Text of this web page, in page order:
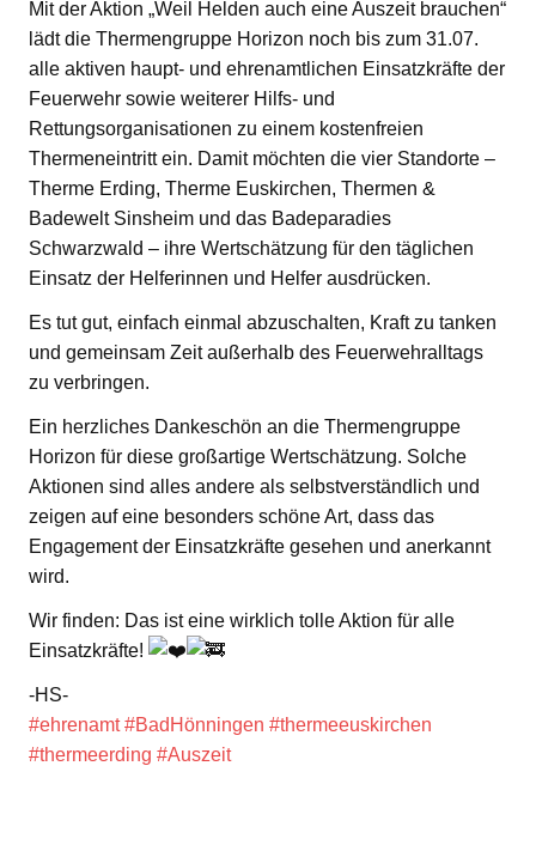
Mit der Aktion „Weil Helden auch eine Auszeit brauchen“
lädt die Thermengruppe Horizon noch bis zum 31.07.
alle aktiven haupt- und ehrenamtlichen Einsatzkräfte der
Feuerwehr sowie weiterer Hilfs- und
Rettungsorganisationen zu einem kostenfreien
Thermeneintritt ein. Damit möchten die vier Standorte –
Therme Erding, Therme Euskirchen, Thermen &
Badewelt Sinsheim und das Badeparadies
Schwarzwald – ihre Wertschätzung für den täglichen
Einsatz der Helferinnen und Helfer ausdrücken.
Es tut gut, einfach einmal abzuschalten, Kraft zu tanken
und gemeinsam Zeit außerhalb des Feuerwehralltags
zu verbringen.
Ein herzliches Dankeschön an die Thermengruppe
Horizon für diese großartige Wertschätzung. Solche
Aktionen sind alles andere als selbstverständlich und
zeigen auf eine besonders schöne Art, dass das
Engagement der Einsatzkräfte gesehen und anerkannt
wird.
Wir finden: Das ist eine wirklich tolle Aktion für alle
Einsatzkräfte!
-HS-
#ehrenamt #BadHönningen #thermeeuskirchen
#thermeerding #Auszeit